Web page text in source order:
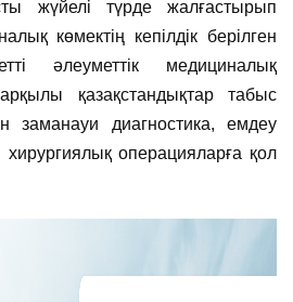
жүйелі түрде жалғастырып
көмектің кепілдік берілген
әлеуметтік медициналық
қазақстандықтар табыс
заманауи диагностика, емдеу
хирургиялық операцияларға қол